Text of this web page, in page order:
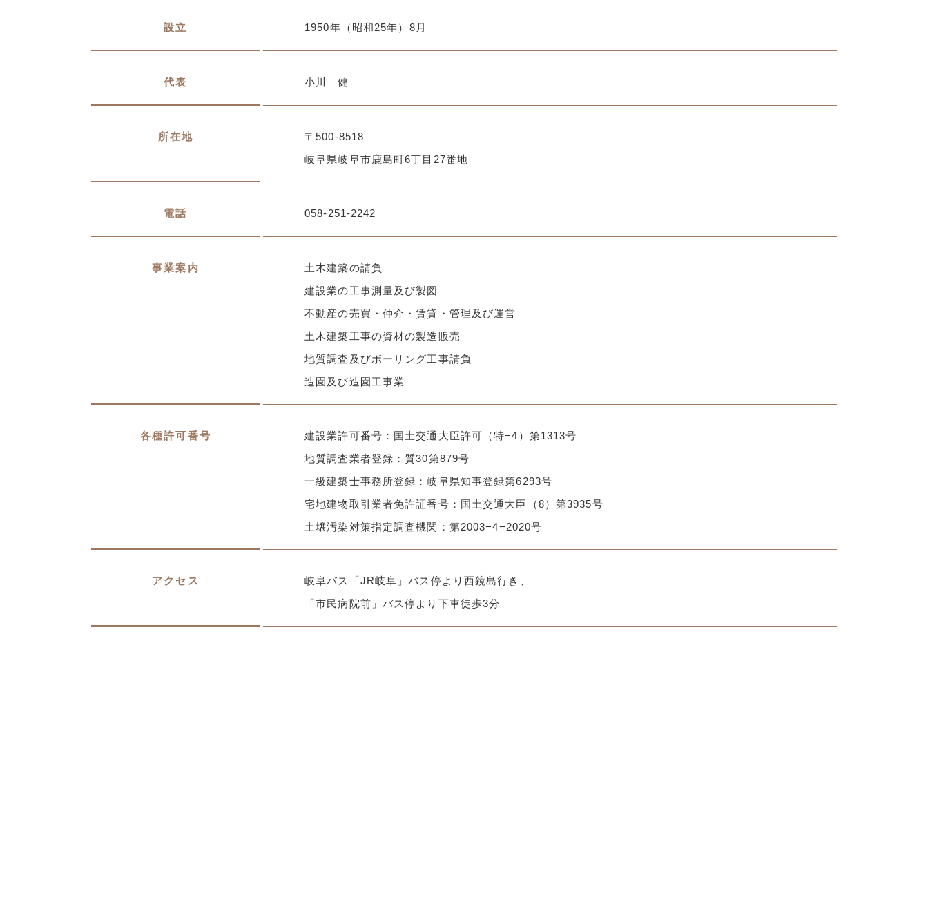
設立 1950年（昭和25年）8月
代表 小川 健
所在地
〒500-8518
岐阜県岐阜市鹿島町6丁目27番地
電話 058-251-2242
事業案内
土木建築の請負
建設業の工事測量及び製図
不動産の売買・仲介・賃貸・管理及び運営
土木建築工事の資材の製造販売
地質調査及びボーリング工事請負
造園及び造園工事業
各種許可番号
建設業許可番号：国土交通大臣許可（特−4）第1313号
地質調査業者登録：質30第879号
一級建築士事務所登録：岐阜県知事登録第6293号
宅地建物取引業者免許証番号：国土交通大臣（8）第3935号
土壌汚染対策指定調査機関：第2003−4−2020号
アクセス
岐阜バス「JR岐阜」バス停より西鏡島行き、
「市民病院前」バス停より下車徒歩3分